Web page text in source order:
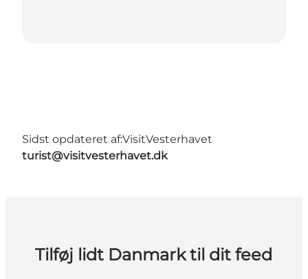
Sidst opdateret af:VisitVesterhavet
turist@visitvesterhavet.dk
Tilføj lidt Danmark til dit feed